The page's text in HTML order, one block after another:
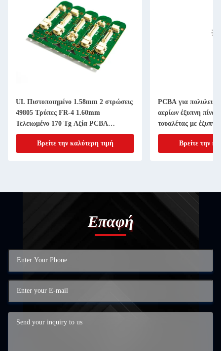
UL Πιστοποιημένο 1.58mm 2 στρώσεις
49805 Τρύπες FR-4 1.60mm
Τελειωμένο 170 Tg Αξία PCBA
Σύστημα Προϊόν
Βρείτε την καλύτερη τιμή
PCBA για
αερίων έξυπνη
τουαλέτας με
εντολές
Βρείτε την
Επαφή